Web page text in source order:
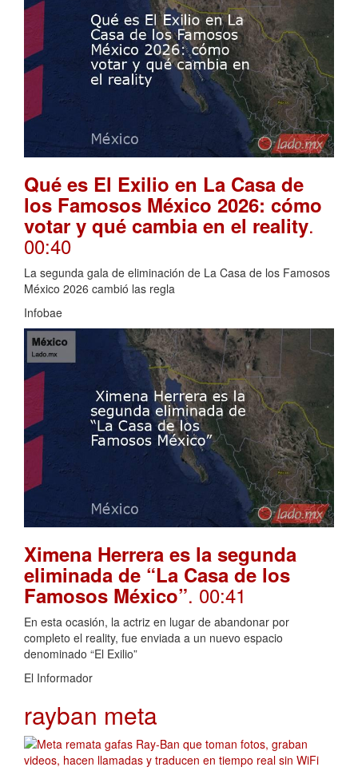
Qué es El Exilio en La Casa de
los Famosos México 2026: cómo
votar y qué cambia en el reality.
00:40
La segunda gala de eliminación de La Casa de los Famosos
México 2026 cambió las regla
Infobae
Ximena Herrera es la segunda
eliminada de “La Casa de los
Famosos México”. 00:41
En esta ocasión, la actriz en lugar de abandonar por
completo el reality, fue enviada a un nuevo espacio
denominado “El Exilio”
El Informador
rayban meta